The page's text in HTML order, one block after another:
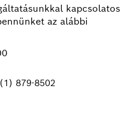
kapcsolatos
az alábbi
879-8502